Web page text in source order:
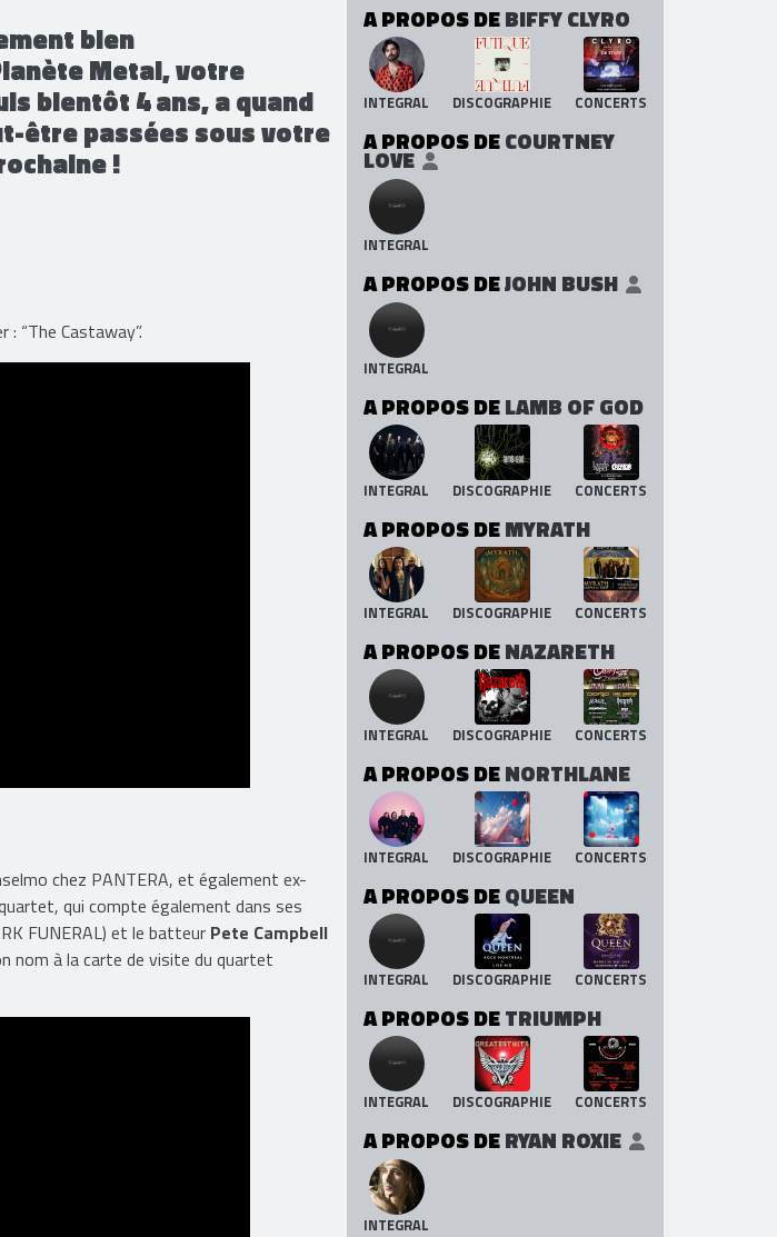
bien
Metal, votre
bientôt 4 ans, a quand
être passées sous votre
!
“The Castaway”.
chez PANTERA, et également ex-
qui compte également dans ses
FUNERAL) et le batteur Pete Campbell
nom à la carte de visite du quartet
A PROPOS DEBIFFY CLYRO
INTEGRAL DISCOGRAPHIE CONCERTS
A PROPOS DECOURTNEY
LOVE
INTEGRAL
A PROPOS DEJOHN BUSH
INTEGRAL
A PROPOS DELAMB OF GOD
INTEGRAL DISCOGRAPHIE CONCERTS
A PROPOS DEMYRATH
INTEGRAL DISCOGRAPHIE CONCERTS
A PROPOS DENAZARETH
INTEGRAL DISCOGRAPHIE CONCERTS
A PROPOS DENORTHLANE
INTEGRAL DISCOGRAPHIE CONCERTS
A PROPOS DEQUEEN
INTEGRAL DISCOGRAPHIE CONCERTS
A PROPOS DETRIUMPH
INTEGRAL DISCOGRAPHIE CONCERTS
A PROPOS DERYAN ROXIE
INTEGRAL